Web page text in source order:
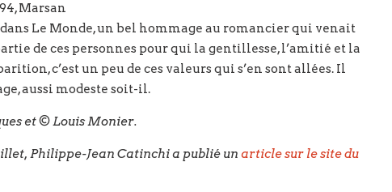
Marsan
Le Monde, un bel hommage au romancier qui venait
de ces personnes pour qui la gentillesse, l’amitié et la
c’est un peu de ces valeurs qui s’en sont allées. Il
aussi modeste soit-il.
et © Louis Monier.
Philippe-Jean Catinchi a publié un article sur le site du